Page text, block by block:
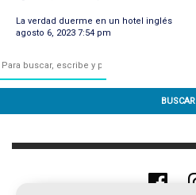
La verdad duerme en un hotel inglés
agosto 6, 2023 7:54 pm
BUSCAR